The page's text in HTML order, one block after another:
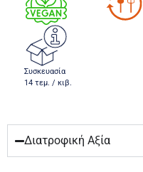
Συσκευασία
14 τεμ. / κιβ.
Διατροφική Αξία